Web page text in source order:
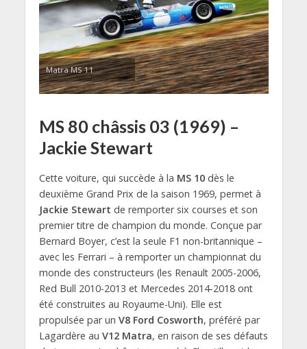
Matra MS 11
MS 80 châssis 03 (1969) –
Jackie Stewart
Cette voiture, qui succède à la MS 10dès le
deuxième Grand Prix de la saison 1969, permet à
Jackie Stewart de remporter six courses et son
premier titre de champion du monde. Conçue par
Bernard Boyer, c’est la seule F1 non-britannique –
avec les Ferrari – à remporter un championnat du
monde des constructeurs (les Renault 2005-2006,
Red Bull 2010-2013 et Mercedes 2014-2018 ont
été construites au Royaume-Uni). Elle est
propulsée par un V8 Ford Cosworth, préféré par
Lagardère au V12 Matra, en raison de ses défauts